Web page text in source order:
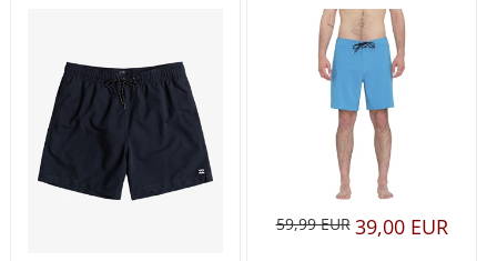
59,99 EUR 39,00 EUR